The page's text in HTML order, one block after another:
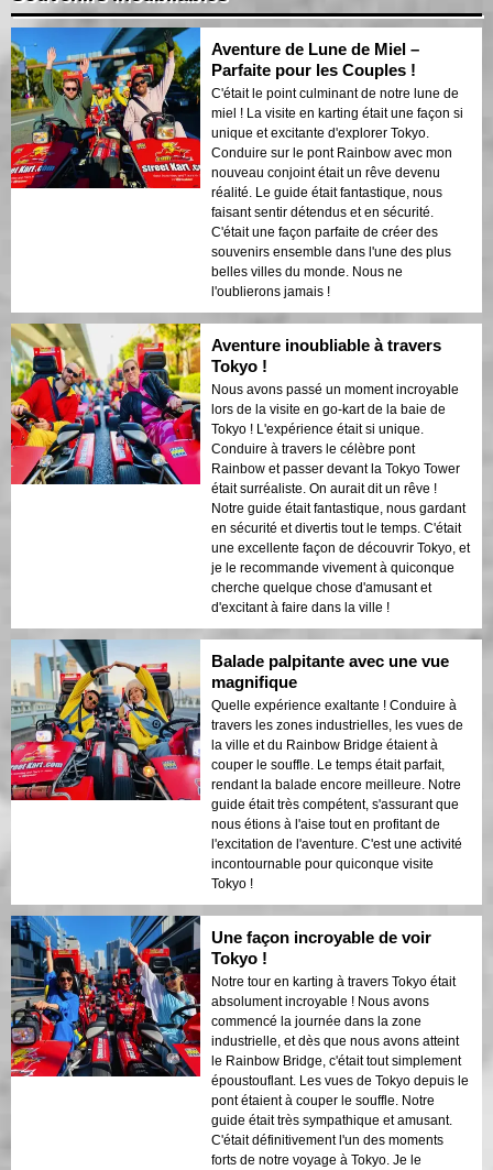
Aventure de Lune de Miel –
Parfaite pour les Couples !
C'était le point culminant de notre lune de
miel ! La visite en karting était une façon si
unique et excitante d'explorer Tokyo.
Conduire sur le pont Rainbow avec mon
nouveau conjoint était un rêve devenu
réalité. Le guide était fantastique, nous
faisant sentir détendus et en sécurité.
C'était une façon parfaite de créer des
souvenirs ensemble dans l'une des plus
belles villes du monde. Nous ne
l'oublierons jamais !
Aventure inoubliable à travers
Tokyo !
Nous avons passé un moment incroyable
lors de la visite en go-kart de la baie de
Tokyo ! L'expérience était si unique.
Conduire à travers le célèbre pont
Rainbow et passer devant la Tokyo Tower
était surréaliste. On aurait dit un rêve !
Notre guide était fantastique, nous gardant
en sécurité et divertis tout le temps. C'était
une excellente façon de découvrir Tokyo, et
je le recommande vivement à quiconque
cherche quelque chose d'amusant et
d'excitant à faire dans la ville !
Balade palpitante avec une vue
magnifique
Quelle expérience exaltante ! Conduire à
travers les zones industrielles, les vues de
la ville et du Rainbow Bridge étaient à
couper le souffle. Le temps était parfait,
rendant la balade encore meilleure. Notre
guide était très compétent, s'assurant que
nous étions à l'aise tout en profitant de
l'excitation de l'aventure. C'est une activité
incontournable pour quiconque visite
Tokyo !
Une façon incroyable de voir
Tokyo !
Notre tour en karting à travers Tokyo était
absolument incroyable ! Nous avons
commencé la journée dans la zone
industrielle, et dès que nous avons atteint
le Rainbow Bridge, c'était tout simplement
époustouflant. Les vues de Tokyo depuis le
pont étaient à couper le souffle. Notre
guide était très sympathique et amusant.
C'était définitivement l'un des moments
forts de notre voyage à Tokyo. Je le